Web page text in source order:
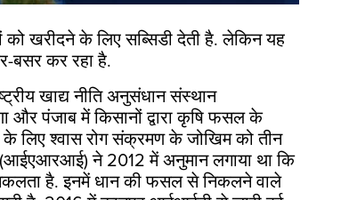
खरीदने के लिए सब्सिडी देती है. लेकिन यह
बसर कर रहा है.
खाद्य नीति अनुसंधान संस्थान
और पंजाब में किसानों द्वारा कृषि फसल के
के लिए श्वास रोग संक्रमण के जोखिम को तीन
(आईएआरआई) ने 2012 में अनुमान लगाया था कि
है. इनमें धान की फसल से निकलने वाले